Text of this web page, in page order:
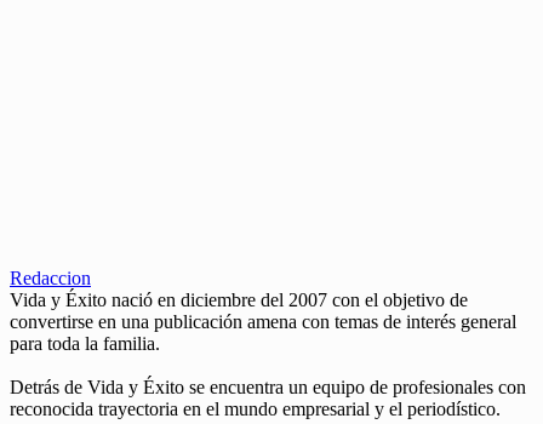
Redaccion
Vida y Éxito nació en diciembre del 2007 con el objetivo de
convertirse en una publicación amena con temas de interés general
para toda la familia.
Detrás de Vida y Éxito se encuentra un equipo de profesionales con
reconocida trayectoria en el mundo empresarial y el periodístico.